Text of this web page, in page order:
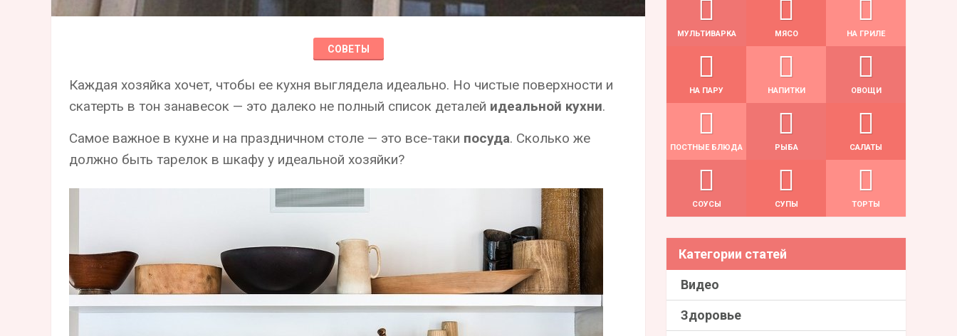
СОВЕТЫ
Каждая хозяйка хочет, чтобы ее кухня выглядела идеально. Но чистые поверхности и
скатерть в тон занавесок — это далеко не полный список деталей идеальной кухни.
Самое важное в кухне и на праздничном столе — это все-таки посуда. Сколько же
должно быть тарелок в шкафу у идеальной хозяйки?
МУЛЬТИВАРКА МЯСО НА ГРИЛЕ
НА ПАРУ НАПИТКИ ОВОЩИ
ПОСТНЫЕ БЛЮДА РЫБА САЛАТЫ
СОУСЫ СУПЫ ТОРТЫ
Категории статей
Видео
Здоровье